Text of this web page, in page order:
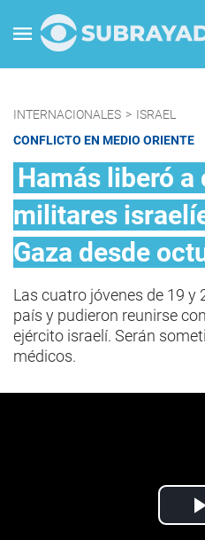
INTERNACIONALES > ISRAEL
CONFLICTO EN MEDIO ORIENTE
Hamás liberó
militares
Gaza desde
Las cuatro jóvenes de 19 y
país y pudieron reunirse
ejército israelí. Serán
médicos.